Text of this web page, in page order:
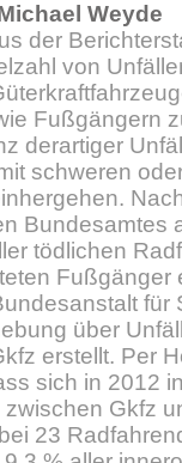
Weyde
der
von
Fußgängern
derartiger
schweren
Bundesamtes
tödlichen
Fußgänger
für
über
erstellt. Per
sich in 2012
Gkfz
23